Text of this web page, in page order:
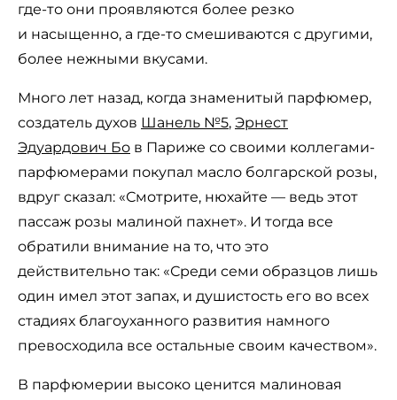
где-то они проявляются более резко
и насыщенно, а где-то смешиваются с другими,
более нежными вкусами.
Много лет назад, когда знаменитый парфюмер,
создатель духов Шанель №5, Эрнест
Эдуардович Бо в Париже со своими коллегами-
парфюмерами покупал масло болгарской розы,
вдруг сказал: «Смотрите, нюхайте — ведь этот
пассаж розы малиной пахнет». И тогда все
обратили внимание на то, что это
действительно так: «Среди семи образцов лишь
один имел этот запах, и душистость его во всех
стадиях благоуханного развития намного
превосходила все остальные своим качеством».
В парфюмерии высоко ценится малиновая